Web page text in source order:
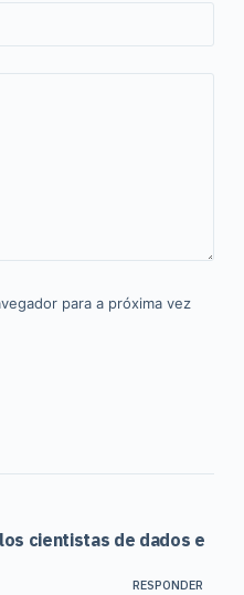
para a próxima vez
cientistas de dados e
RESPONDER